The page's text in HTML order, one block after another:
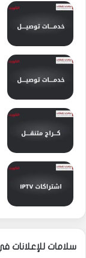
سلامات للإعلانات